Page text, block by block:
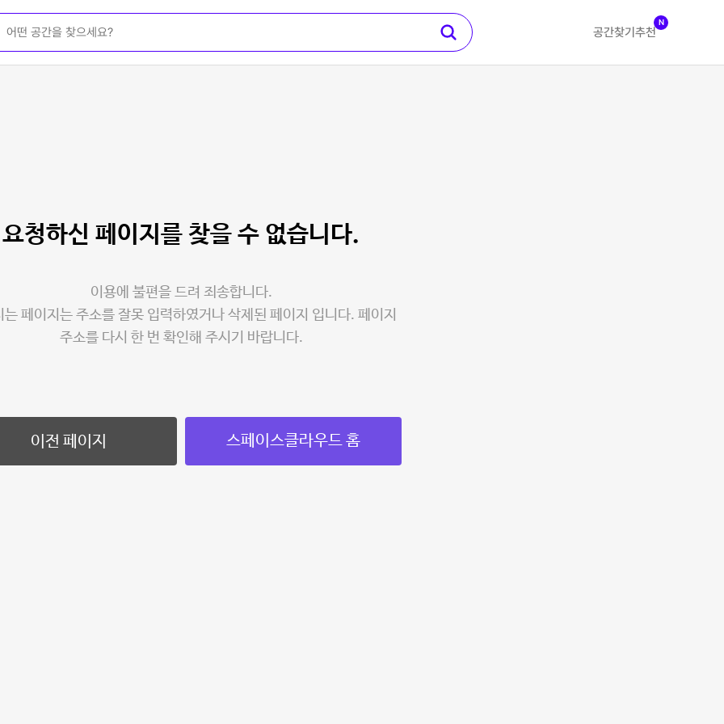
공간찾기 추천
N
요청하신 페이지를 찾을 수 없습니다.
이용에 불편을 드려 죄송합니다.
는 페이지는 주소를 잘못 입력하였거나 삭제된 페이지 입니다. 페이지
주소를 다시 한 번 확인해 주시기 바랍니다.
이전 페이지 스페이스클라우드 홈